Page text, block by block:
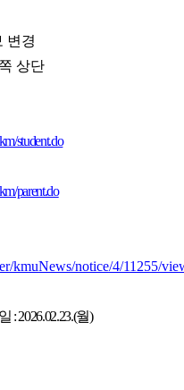
변경
상단
student.do
parent.do
kmuNews/notice/4/11255/
2026.02.23.(월)